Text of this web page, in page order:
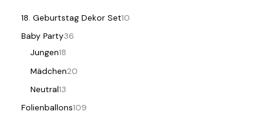
18. Geburtstag Dekor Set10
Baby Party36
Jungen18
Mädchen20
Neutral13
Folienballons109